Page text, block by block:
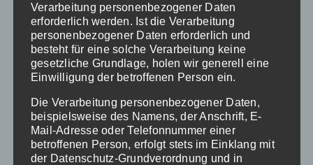
Über den Autor:Anna-Maria Koneberg
Verarbeitung personenbezogener Daten
erforderlich werden. Ist die Verarbeitung
personenbezogener Daten erforderlich und
besteht für eine solche Verarbeitung keine
gesetzliche Grundlage, holen wir generell eine
Einwilligung der betroffenen Person ein.
Die Verarbeitung personenbezogener Daten,
beispielsweise des Namens, der Anschrift, E-
Mail-Adresse oder Telefonnummer einer
betroffenen Person, erfolgt stets im Einklang mit
der Datenschutz-Grundverordnung und in